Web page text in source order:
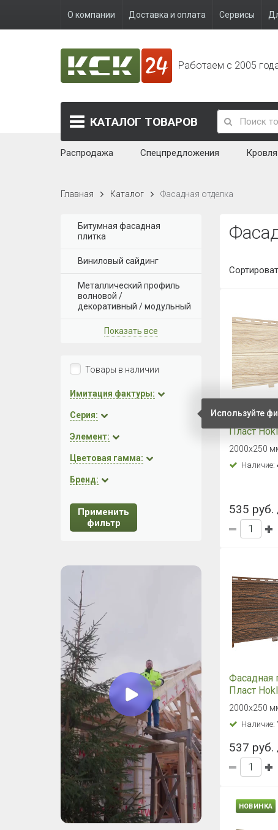
О компании Доставка и оплата Сервисы
Работаем с 2005
КАТАЛОГ ТОВАРОВ
Распродажа Спецпредложения Кровля
Главная Каталог Фасадная отделка
Фасадная
Пласт
2000х250
Наличие:
535
Фасадная
Пласт
Винтаж
2000х250
Наличие:
537
НОВИНКА
Битумная фасадная
плитка
Виниловый сайдинг
Металлический профиль
волновой /
декоративный / модульный
Показать все
Используйте
Товары в наличии
Имитация фактуры:
Серия:
Элемент:
Цветовая гамма:
Бренд:
Применить
фильтр